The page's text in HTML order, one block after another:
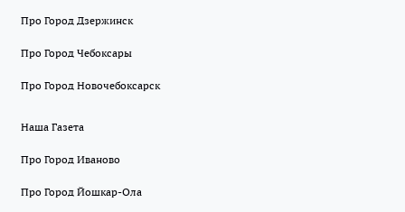
Про Город Дзержинск
Про Город Чебоксары
Про Город Новочебоксарск
Наша Газета
Про Город Иваново
Про Город Йошкар-Ола